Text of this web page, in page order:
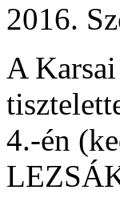
2016.
A
4.-én